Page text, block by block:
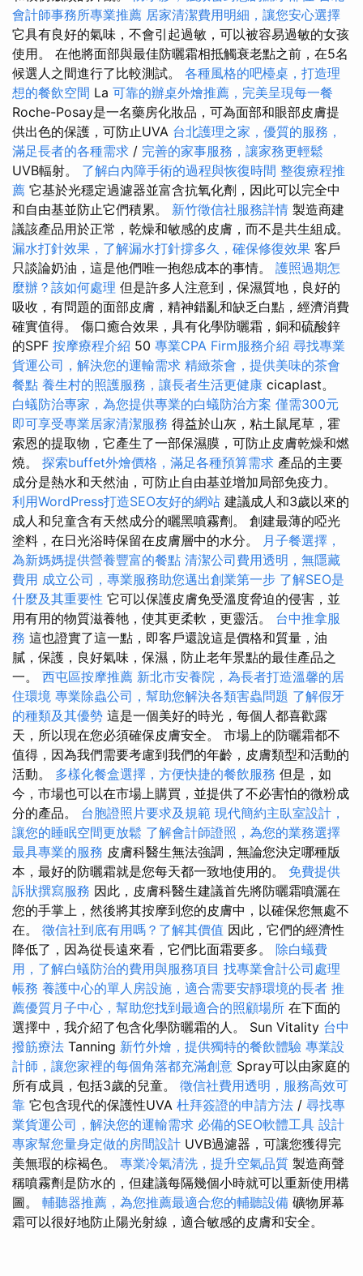
會計師事務所專業推薦 居家清潔費用明細，讓您安心選擇
它具有良好的氣味，不會引起過敏，可以被容易過敏的女孩
使用。 在他將面部與最佳防曬霜相抵觸衰老點之前，在5名
候選人之間進行了比較測試。 各種風格的吧檯桌，打造理
想的餐飲空間 La 可靠的辦桌外燴推薦，完美呈現每一餐
Roche-Posay是一名藥房化妝品，可為面部和眼部皮膚提
供出色的保護，可防止UVA 台北護理之家，優質的服務，
滿足長者的各種需求 / 完善的家事服務，讓家務更輕鬆
UVB輻射。 了解白內障手術的過程與恢復時間 整復療程推
薦 它基於光穩定過濾器並富含抗氧化劑，因此可以完全中
和自由基並防止它們積累。 新竹徵信社服務詳情 製造商建
議該產品用於正常，乾燥和敏感的皮膚，而不是共生組成。
漏水打針效果，了解漏水打針撐多久，確保修復效果 客戶
只談論奶油，這是他們唯一抱怨成本的事情。 護照過期怎
麼辦？該如何處理 但是許多人注意到，保濕質地，良好的
吸收，有問題的面部皮膚，精神錯亂和缺乏白點，經濟消費
確實值得。 傷口癒合效果，具有化學防曬霜，銅和硫酸鋅
的SPF 按摩療程介紹 50 專業CPA Firm服務介紹 尋找專業
貨運公司，解決您的運輸需求 精緻茶會，提供美味的茶會
餐點 養生村的照護服務，讓長者生活更健康 cicaplast。
白蟻防治專家，為您提供專業的白蟻防治方案 僅需300元
即可享受專業居家清潔服務 得益於山灰，粘土鼠尾草，霍
索恩的提取物，它產生了一部保濕膜，可防止皮膚乾燥和燃
燒。 探索buffet外燴價格，滿足各種預算需求 產品的主要
成分是熱水和天然油，可防止自由基並增加局部免疫力。
利用WordPress打造SEO友好的網站 建議成人和3歲以來的
成人和兒童含有天然成分的曬黑噴霧劑。 創建最薄的啞光
塗料，在日光浴時保留在皮膚層中的水分。 月子餐選擇，
為新媽媽提供營養豐富的餐點 清潔公司費用透明，無隱藏
費用 成立公司，專業服務助您邁出創業第一步 了解SEO是
什麼及其重要性 它可以保護皮膚免受溫度脅迫的侵害，並
用有用的物質滋養牠，使其更柔軟，更靈活。 台中推拿服
務 這也證實了這一點，即客戶還說這是價格和質量，油
膩，保護，良好氣味，保濕，防止老年景點的最佳產品之
一。 西屯區按摩推薦 新北市安養院，為長者打造溫馨的居
住環境 專業除蟲公司，幫助您解決各類害蟲問題 了解假牙
的種類及其優勢 這是一個美好的時光，每個人都喜歡露
天，所以現在您必須確保皮膚安全。 市場上的防曬霜都不
值得，因為我們需要考慮到我們的年齡，皮膚類型和活動的
活動。 多樣化餐盒選擇，方便快捷的餐飲服務 但是，如
今，市場也可以在市場上購買，並提供了不必害怕的微粉成
分的產品。 台胞證照片要求及規範 現代簡約主臥室設計，
讓您的睡眠空間更放鬆 了解會計師證照，為您的業務選擇
最具專業的服務 皮膚科醫生無法強調，無論您決定哪種版
本，最好的防曬霜就是您每天都一致地使用的。 免費提供
訴狀撰寫服務 因此，皮膚科醫生建議首先將防曬霜噴灑在
您的手掌上，然後將其按摩到您的皮膚中，以確保您無處不
在。 徵信社到底有用嗎？了解其價值 因此，它們的經濟性
降低了，因為從長遠來看，它們比面霜要多。 除白蟻費
用，了解白蟻防治的費用與服務項目 找專業會計公司處理
帳務 養護中心的單人房設施，適合需要安靜環境的長者 推
薦優質月子中心，幫助您找到最適合的照顧場所 在下面的
選擇中，我介紹了包含化學防曬霜的人。 Sun Vitality 台中
撥筋療法 Tanning 新竹外燴，提供獨特的餐飲體驗 專業設
計師，讓您家裡的每個角落都充滿創意 Spray可以由家庭的
所有成員，包括3歲的兒童。 徵信社費用透明，服務高效可
靠 它包含現代的保護性UVA 杜拜簽證的申請方法 / 尋找專
業貨運公司，解決您的運輸需求 必備的SEO軟體工具 設計
專家幫您量身定做的房間設計 UVB過濾器，可讓您獲得完
美無瑕的棕褐色。 專業冷氣清洗，提升空氣品質 製造商聲
稱噴霧劑是防水的，但建議每隔幾個小時就可以重新使用構
圖。 輔聽器推薦，為您推薦最適合您的輔聽設備 礦物屏幕
霜可以很好地防止陽光射線，適合敏感的皮膚和安全。